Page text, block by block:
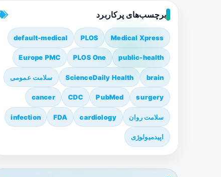
برچسب‌های پرکاربرد
Medical Xpress
PLOS
default-medical
public-health
PLOS One
Europe PMC
brain
ScienceDaily Health سلامت عمومی
surgery
PubMed
CDC
cancer
سلامت روان cardiology
FDA
infection
اپیدمیولوژی